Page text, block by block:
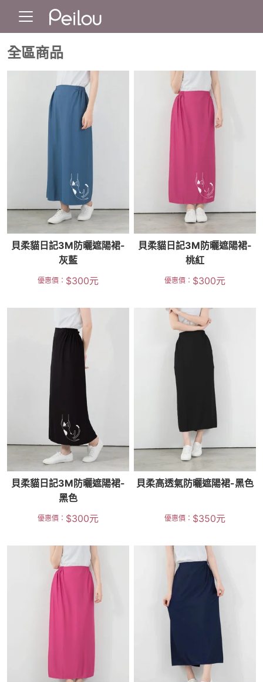
全區商品
貝柔貓日記3M防曬遮陽裙-
灰藍
優惠價： $300元
貝柔貓日記3M防曬遮陽裙-
桃紅
優惠價： $300元
貝柔貓日記3M防曬遮陽裙-
黑色
優惠價： $300元
貝柔高透氣防曬遮陽裙-黑色
優惠價： $350元